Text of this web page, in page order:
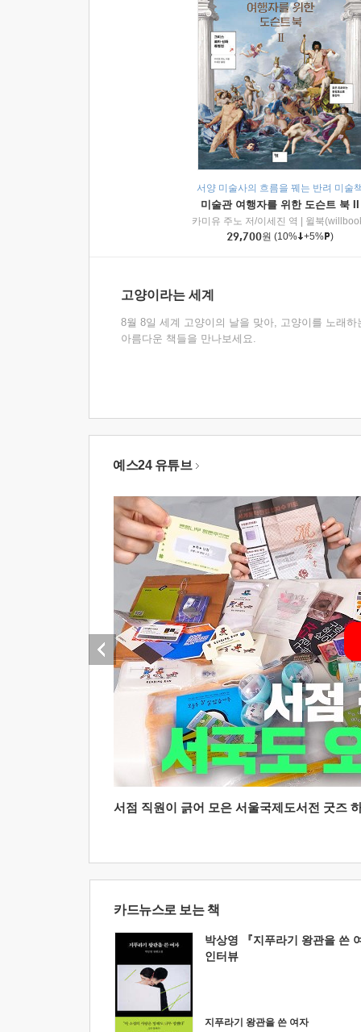
서양 미술사의 흐름을 꿰는 반려 미술
미술관 여행자를 위한 도슨트 북 II
카미유 주노 저/이세진 역
윌북
29,700원 (10% +5% )
고양이라는 세계
8월 8일 세계 고양이의 날을 맞아, 고양이를 노래하
아름다운 책들을 만나보세요.
예스24 유튜브
서점 직원이 긁어 모은 서울국제도서전 굿즈
카드뉴스로 보는 책
박상영 『지푸라기 왕관을 쓴
인터뷰
지푸라기 왕관을 쓴 여자